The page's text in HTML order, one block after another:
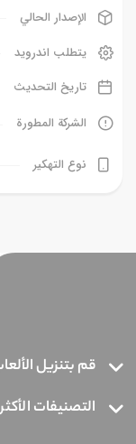
الإصدار الحالي
يتطلب اندرويد
تاريخ التحديث
الشركة المطورة
نوع التهكير
قم بتنزيل
التصنيفات